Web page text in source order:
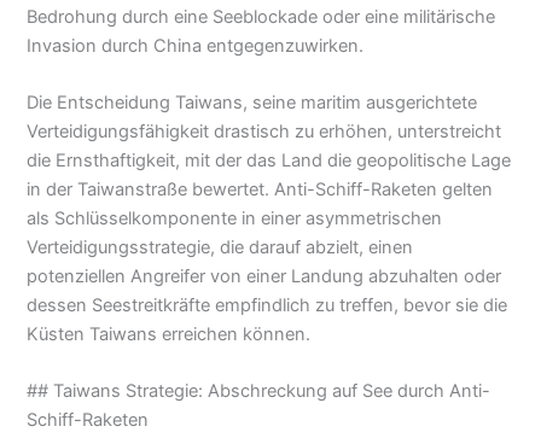
Bedrohung durch eine Seeblockade oder eine militärische
Invasion durch China entgegenzuwirken.
Die Entscheidung Taiwans, seine maritim ausgerichtete
Verteidigungsfähigkeit drastisch zu erhöhen, unterstreicht
die Ernsthaftigkeit, mit der das Land die geopolitische Lage
in der Taiwanstraße bewertet. Anti-Schiff-Raketen gelten
als Schlüsselkomponente in einer asymmetrischen
Verteidigungsstrategie, die darauf abzielt, einen
potenziellen Angreifer von einer Landung abzuhalten oder
dessen Seestreitkräfte empfindlich zu treffen, bevor sie die
Küsten Taiwans erreichen können.
## Taiwans Strategie: Abschreckung auf See durch Anti-
Schiff-Raketen